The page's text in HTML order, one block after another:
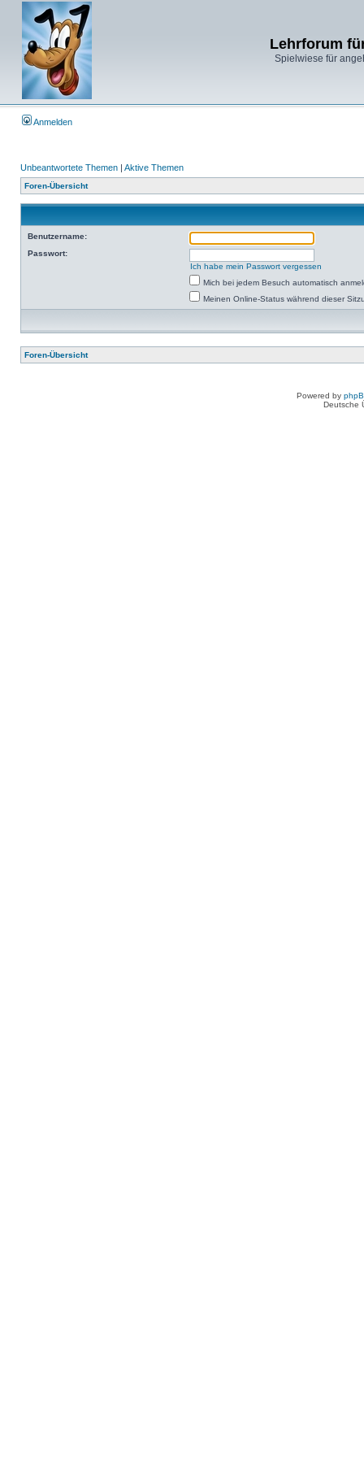
Lehrforum
Spielwiese für
Anmelden
Unbeantwortete Themen | Aktive Themen
Foren-Übersicht
Benutzername:
Passwort:
Ich habe mein Passwort vergessen
Mich bei jedem Besuch automatisch
Meinen Online-Status während dieser
Foren-Übersicht
Powered by
Deutsche